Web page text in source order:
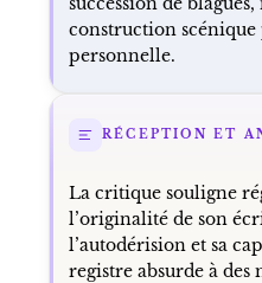
construction
personnelle.
RÉCEPTION ET
La critique souligne
l’originalité de son
l’autodérision et sa
registre absurde à des